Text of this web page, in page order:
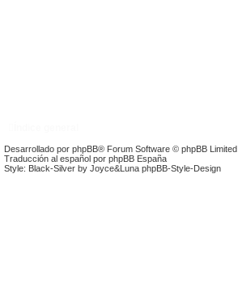
Desarrollado por phpBB® Forum Software © phpBB Limited
Traducción al español por phpBB España
Style: Black-Silver by Joyce&Luna phpBB-Style-Design